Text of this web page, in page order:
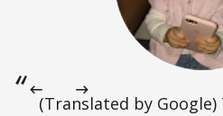
(Translated by